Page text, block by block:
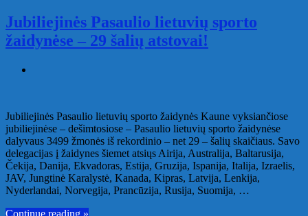
Jubiliejinės Pasaulio lietuvių sporto
žaidynėse – 29 šalių atstovai!
Jubiliejinės Pasaulio lietuvių sporto žaidynės Kaune vyksiančiose
jubiliejinėse – dešimtosiose – Pasaulio lietuvių sporto žaidynėse
dalyvaus 3499 žmonės iš rekordinio – net 29 – šalių skaičiaus. Savo
delegacijas į žaidynes šiemet atsiųs Airija, Australija, Baltarusija,
Čekija, Danija, Ekvadoras, Estija, Gruzija, Ispanija, Italija, Izraelis,
JAV, Jungtinė Karalystė, Kanada, Kipras, Latvija, Lenkija,
Nyderlandai, Norvegija, Prancūzija, Rusija, Suomija, …